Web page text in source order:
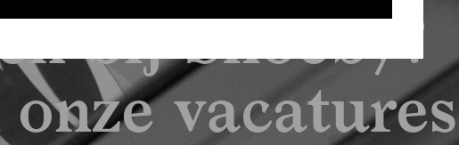
bij Shoeby?
vacatures